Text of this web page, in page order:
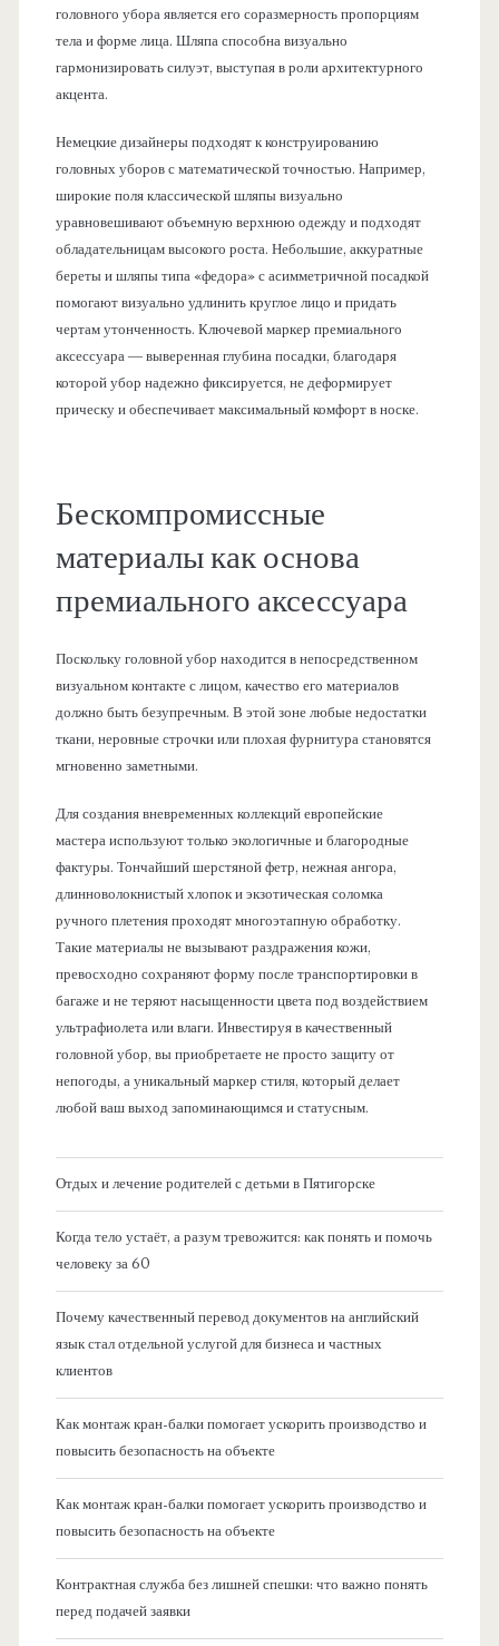
головного убора является его соразмерность пропорциям
тела и форме лица. Шляпа способна визуально
гармонизировать силуэт, выступая в роли архитектурного
акцента.
Немецкие дизайнеры подходят к конструированию
головных уборов с математической точностью. Например,
широкие поля классической шляпы визуально
уравновешивают объемную верхнюю одежду и подходят
обладательницам высокого роста. Небольшие, аккуратные
береты и шляпы типа «федора» с асимметричной посадкой
помогают визуально удлинить круглое лицо и придать
чертам утонченность. Ключевой маркер премиального
аксессуара — выверенная глубина посадки, благодаря
которой убор надежно фиксируется, не деформирует
прическу и обеспечивает максимальный комфорт в носке.
Бескомпромиссные
материалы как основа
премиального аксессуара
Поскольку головной убор находится в непосредственном
визуальном контакте с лицом, качество его материалов
должно быть безупречным. В этой зоне любые недостатки
ткани, неровные строчки или плохая фурнитура становятся
мгновенно заметными.
Для создания вневременных коллекций европейские
мастера используют только экологичные и благородные
фактуры. Тончайший шерстяной фетр, нежная ангора,
длинноволокнистый хлопок и экзотическая соломка
ручного плетения проходят многоэтапную обработку.
Такие материалы не вызывают раздражения кожи,
превосходно сохраняют форму после транспортировки в
багаже и не теряют насыщенности цвета под воздействием
ультрафиолета или влаги. Инвестируя в качественный
головной убор, вы приобретаете не просто защиту от
непогоды, а уникальный маркер стиля, который делает
любой ваш выход запоминающимся и статусным.
Отдых и лечение родителей с детьми в Пятигорске
Когда тело устаёт, а разум тревожится: как понять и помочь
человеку за 60
Почему качественный перевод документов на английский
язык стал отдельной услугой для бизнеса и частных
клиентов
Как монтаж кран-балки помогает ускорить производство и
повысить безопасность на объекте
Как монтаж кран-балки помогает ускорить производство и
повысить безопасность на объекте
Контрактная служба без лишней спешки: что важно понять
перед подачей заявки